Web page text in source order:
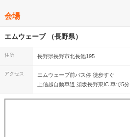
会場
エムウェーブ （長野県）
住所 長野県長野市北長池195
アクセス
エムウェーブ前バス停 徒歩すぐ
上信越自動車道 須坂長野東IC 車で5分